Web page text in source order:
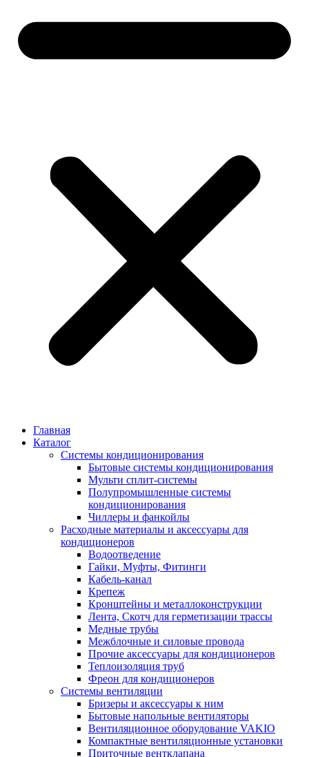
Главная
Каталог
Системы кондиционирования
Бытовые системы кондиционирования
Мульти сплит-системы
Полупромышленные системы
кондиционирования
Чиллеры и фанкойлы
Расходные материалы и аксессуары для
кондиционеров
Водоотведение
Гайки, Муфты, Фитинги
Кабель-канал
Крепеж
Кронштейны и металлоконструкции
Лента, Скотч для герметизации трассы
Медные трубы
Межблочные и силовые провода
Прочие аксессуары для кондиционеров
Теплоизоляция труб
Фреон для кондиционеров
Системы вентиляции
Бризеры и аксессуары к ним
Бытовые напольные вентиляторы
Вентиляционное оборудование VAKIO
Компактные вентиляционные установки
Приточные вентклапана